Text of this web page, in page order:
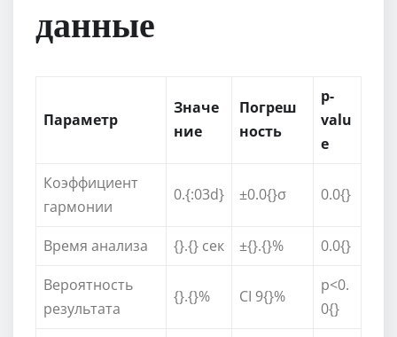
данные
Параметр
Значе
ние
Погреш
ность
p-
valu
e
Коэффициент
гармонии
0.{:03d} ±0.0{}σ 0.0{}
Время анализа {}.{} сек ±{}.{}%
0.0{}
Вероятность
результата
{}.{}% CI 9{}%
p<0.
0{}